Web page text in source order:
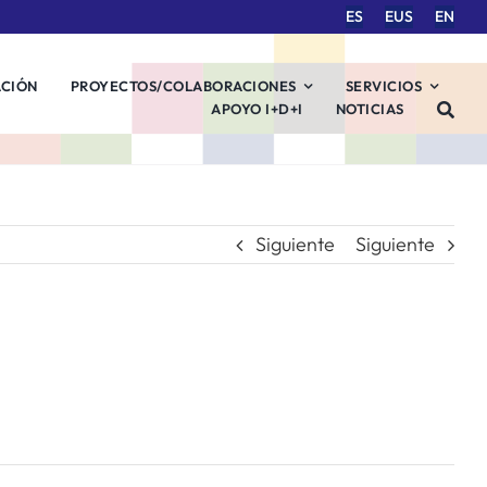
ES EUS EN
PROYECTOS/COLABORACIONES
SERVICIOS
APOYO I+D+I
NOTICIAS
Siguiente Siguiente